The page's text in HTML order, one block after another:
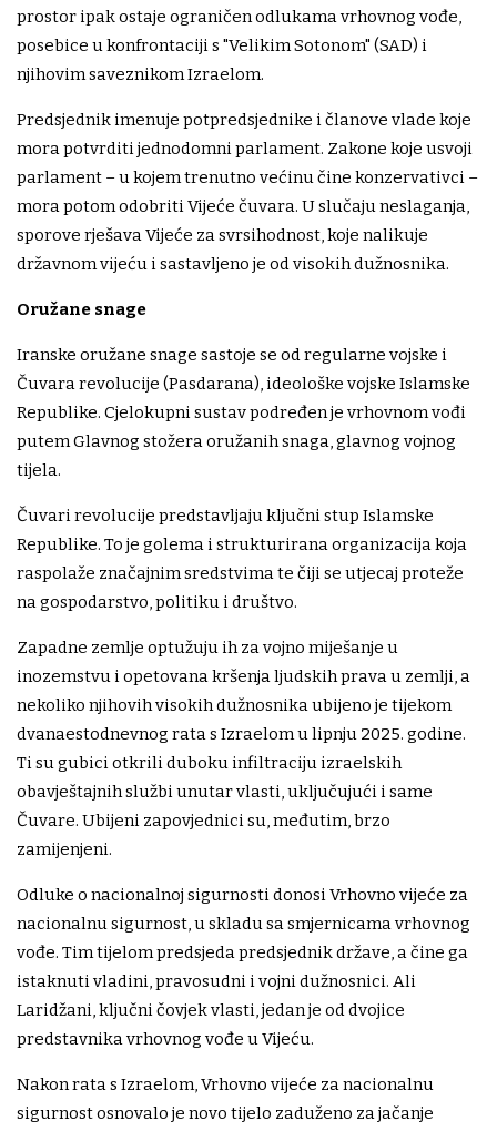
prostor ipak ostaje ograničen odlukama vrhovnog vođe,
posebice u konfrontaciji s "Velikim Sotonom" (SAD) i
njihovim saveznikom Izraelom.
Predsjednik imenuje potpredsjednike i članove vlade koje
mora potvrditi jednodomni parlament. Zakone koje usvoji
parlament – u kojem trenutno većinu čine konzervativci –
mora potom odobriti Vijeće čuvara. U slučaju neslaganja,
sporove rješava Vijeće za svrsihodnost, koje nalikuje
državnom vijeću i sastavljeno je od visokih dužnosnika.
Oružane snage
Iranske oružane snage sastoje se od regularne vojske i
Čuvara revolucije (Pasdarana), ideološke vojske Islamske
Republike. Cjelokupni sustav podređen je vrhovnom vođi
putem Glavnog stožera oružanih snaga, glavnog vojnog
tijela.
Čuvari revolucije predstavljaju ključni stup Islamske
Republike. To je golema i strukturirana organizacija koja
raspolaže značajnim sredstvima te čiji se utjecaj proteže
na gospodarstvo, politiku i društvo.
Zapadne zemlje optužuju ih za vojno miješanje u
inozemstvu i opetovana kršenja ljudskih prava u zemlji, a
nekoliko njihovih visokih dužnosnika ubijeno je tijekom
dvanaestodnevnog rata s Izraelom u lipnju 2025. godine.
Ti su gubici otkrili duboku infiltraciju izraelskih
obavještajnih službi unutar vlasti, uključujući i same
Čuvare. Ubijeni zapovjednici su, međutim, brzo
zamijenjeni.
Odluke o nacionalnoj sigurnosti donosi Vrhovno vijeće za
nacionalnu sigurnost, u skladu sa smjernicama vrhovnog
vođe. Tim tijelom predsjeda predsjednik države, a čine ga
istaknuti vladini, pravosudni i vojni dužnosnici. Ali
Laridžani, ključni čovjek vlasti, jedan je od dvojice
predstavnika vrhovnog vođe u Vijeću.
Nakon rata s Izraelom, Vrhovno vijeće za nacionalnu
sigurnost osnovalo je novo tijelo zaduženo za jačanje